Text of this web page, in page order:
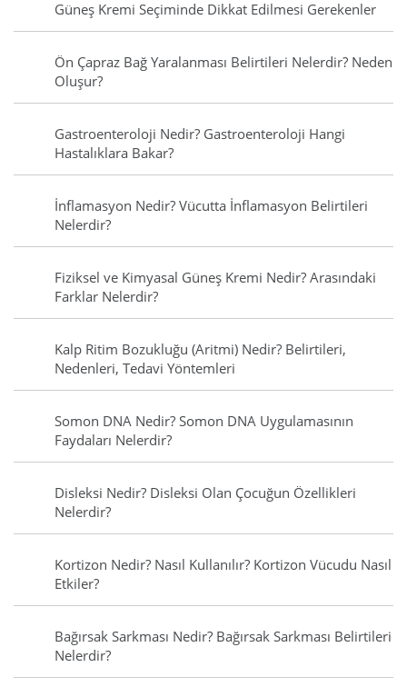
Güneş Kremi Seçiminde Dikkat Edilmesi Gerekenler
Ön Çapraz Bağ Yaralanması Belirtileri Nelerdir? Neden
Oluşur?
Gastroenteroloji Nedir? Gastroenteroloji Hangi
Hastalıklara Bakar?
İnflamasyon Nedir? Vücutta İnflamasyon Belirtileri
Nelerdir?
Fiziksel ve Kimyasal Güneş Kremi Nedir? Arasındaki
Farklar Nelerdir?
Kalp Ritim Bozukluğu (Aritmi) Nedir? Belirtileri,
Nedenleri, Tedavi Yöntemleri
Somon DNA Nedir? Somon DNA Uygulamasının
Faydaları Nelerdir?
Disleksi Nedir? Disleksi Olan Çocuğun Özellikleri
Nelerdir?
Kortizon Nedir? Nasıl Kullanılır? Kortizon Vücudu Nasıl
Etkiler?
Bağırsak Sarkması Nedir? Bağırsak Sarkması Belirtileri
Nelerdir?